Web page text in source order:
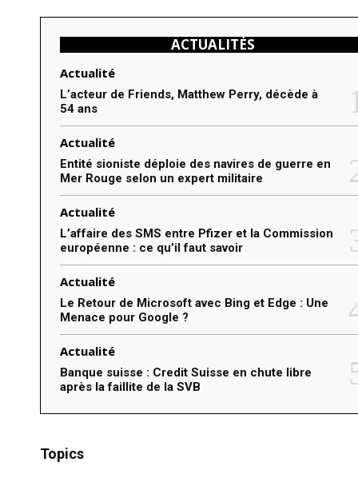
ACTUALITÉS
Actualité
L’acteur de Friends, Matthew Perry, décède à
54 ans
Actualité
Entité sioniste déploie des navires de guerre en
Mer Rouge selon un expert militaire
Actualité
L’affaire des SMS entre Pfizer et la Commission
européenne : ce qu’il faut savoir
Actualité
Le Retour de Microsoft avec Bing et Edge : Une
Menace pour Google ?
Actualité
Banque suisse : Credit Suisse en chute libre
après la faillite de la SVB
Topics